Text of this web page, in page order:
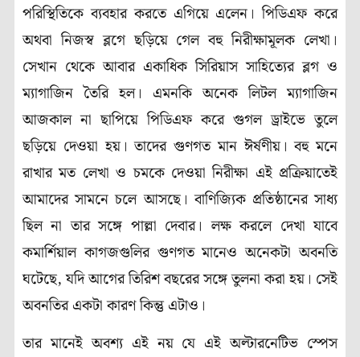
পরিস্থিতিকে ব্যবহার করতে এগিয়ে এলেন। পিডিএফ করে
অথবা নিজস্ব ব্লগে ছড়িয়ে গেল বহু নিরীক্ষামূলক লেখা।
সেখান থেকে আবার একাধিক সিরিয়াস সাহিত্যের ব্লগ ও
ম্যাগাজিন তৈরি হল। এমনকি অনেক লিটল ম্যাগাজিন
আজকাল না ছাপিয়ে পিডিএফ করে গুগল ড্রাইভে তুলে
ছড়িয়ে দেওয়া হয়। তাদের গুণগত মান ঈর্ষণীয়। বহু মনে
রাখার মত লেখা ও চমকে দেওয়া নিরীক্ষা এই প্রক্রিয়াতেই
আমাদের সামনে চলে আসছে। বাণিজ্যিক প্রতিষ্ঠানের সাধ্য
ছিল না তার সঙ্গে পাল্লা দেবার। লক্ষ করলে দেখা যাবে
কমার্শিয়াল কাগজগুলির গুণগত মানেও অনেকটা অবনতি
ঘটেছে, যদি আগের তিরিশ বছরের সঙ্গে তুলনা করা হয়। সেই
অবনতির একটা কারণ কিন্তু এটাও।
তার মানেই অবশ্য এই নয় যে এই অল্টারনেটিভ স্পেস